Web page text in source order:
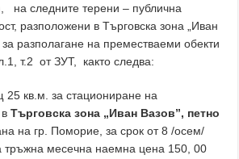
на следните терени – публична
разположени в Търговска зона „Иван
разполагане на преместваеми обекти
т.2 от ЗУТ, както следва:
25 кв.м. за стациониране на
вТърговска зона „Иван Вазов”, петно
на гр. Поморие, за срок от 8 /осем/
тръжна месечна наемна цена 150, 00